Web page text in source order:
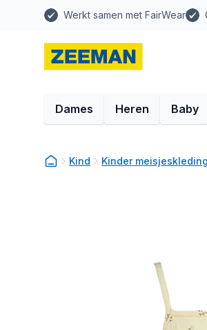
Werkt samen met FairWear
Dames Heren Baby
Kind Kinder meisjeskleding